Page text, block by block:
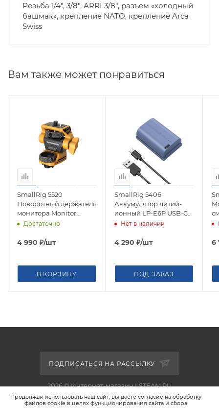
Продолжая использовать наш сайт, вы даёте согласие на обработку
файлов cookie в целях функционирования сайта и сбора
Резьба 1/4", 3/8", ARRI 3/8", разъем «холодный
башмак», крепление NATO, крепление Arca
Swiss
Вам также может понравиться
SmallRig 5520
Поворотный держатель
монитора Monitor
Mount ARRI-Style
Достаточно
4 990 ₽/шт
В КОРЗИНУ
SmallRig 5406
Аккумулятор литий-
ионный LP-E6P USB-C
Rechargeable Camera
Нет в наличии
4 290 ₽/шт
ПОД ЗАКАЗ
6
ПОДПИСАТЬСЯ НА РАССЫЛКУ
2026 © Интернет-магазин LSTEAM.RU